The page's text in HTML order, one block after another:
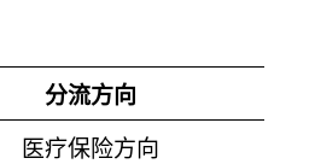
分流方向
医疗保险方向